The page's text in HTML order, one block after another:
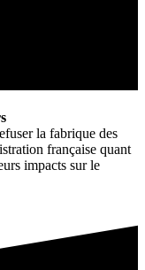
la fabrique des
française quant
impacts sur le